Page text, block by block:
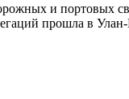
и портовых
прошла в